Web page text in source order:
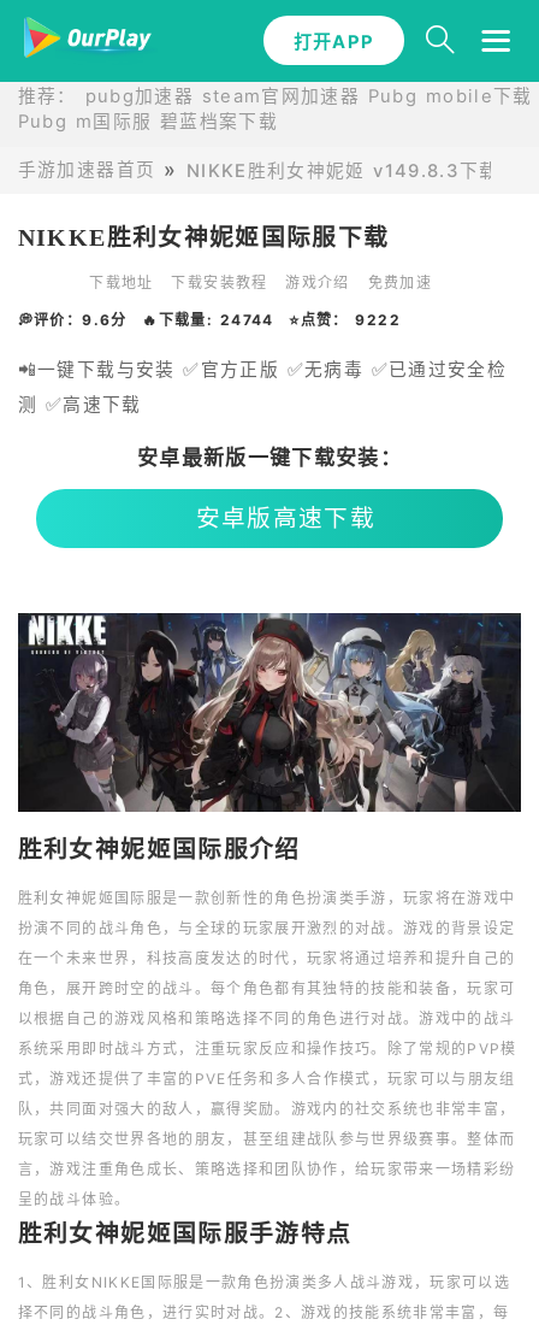
打开APP
推荐： pubg加速器 steam官网加速器 Pubg mobile下载
Pubg m国际服 碧蓝档案下载
手游加速器首页 NIKKE胜利女神妮姬 v149.8.3下载
NIKKE胜利女神妮姬国际服下载
下载地址 下载安装教程 游戏介绍 免费加速
💭评价：9.6分 🔥下载量: 24744 ⭐点赞： 9222
📲一键下载与安装 ✅官方正版 ✅无病毒 ✅已通过安全检
测 ✅高速下载
安卓最新版一键下载安装：
安卓版高速下载
胜利女神妮姬国际服介绍
胜利女神妮姬国际服是一款创新性的角色扮演类手游，玩家将在游戏中
扮演不同的战斗角色，与全球的玩家展开激烈的对战。游戏的背景设定
在一个未来世界，科技高度发达的时代，玩家将通过培养和提升自己的
角色，展开跨时空的战斗。每个角色都有其独特的技能和装备，玩家可
以根据自己的游戏风格和策略选择不同的角色进行对战。游戏中的战斗
系统采用即时战斗方式，注重玩家反应和操作技巧。除了常规的PVP模
式，游戏还提供了丰富的PVE任务和多人合作模式，玩家可以与朋友组
队，共同面对强大的敌人，赢得奖励。游戏内的社交系统也非常丰富，
玩家可以结交世界各地的朋友，甚至组建战队参与世界级赛事。整体而
言，游戏注重角色成长、策略选择和团队协作，给玩家带来一场精彩纷
呈的战斗体验。
胜利女神妮姬国际服手游特点
1、胜利女NIKKE国际服是一款角色扮演类多人战斗游戏，玩家可以选
择不同的战斗角色，进行实时对战。2、游戏的技能系统非常丰富，每